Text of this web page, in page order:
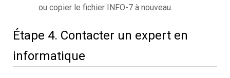
ou copier le fichier INFO-7 à nouveau.
Étape 4. Contacter un expert en
informatique